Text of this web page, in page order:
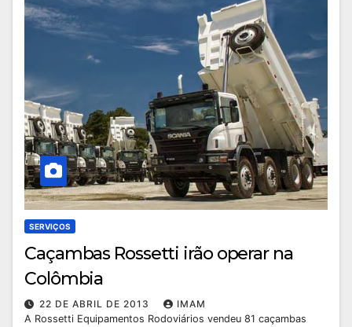
SERVIÇOS
Caçambas Rossetti irão operar na
Colômbia
22 DE ABRIL DE 2013
IMAM
A Rossetti Equipamentos Rodoviários vendeu 81 caçambas